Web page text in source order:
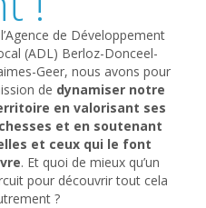
de Développement
(ADL) Berloz-Donceel-
Geer, nous avons pour
de dynamiser notre
en valorisant ses
et en soutenant
et ceux qui le font
. Et quoi de mieux qu’un
pour découvrir tout cela
?